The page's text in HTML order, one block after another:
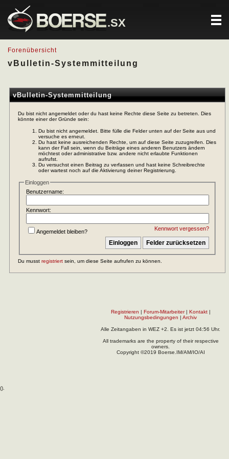
.SX
Forenübersicht
vBulletin-Systemmitteilung
vBulletin-Systemmitteilung
Du bist nicht angemeldet oder du hast keine Rechte diese Seite zu betreten. Dies
könnte einer der Gründe sein:
Du bist nicht angemeldet. Bitte fülle die Felder unten auf der Seite aus und
versuche es erneut.
Du hast keine ausreichenden Rechte, um auf diese Seite zuzugreifen. Dies
kann der Fall sein, wenn du Beiträge eines anderen Benutzers ändern
möchtest oder administrative bzw. andere nicht erlaubte Funktionen
aufrufst.
Du versuchst einen Beitrag zu verfassen und hast keine Schreibrechte
oder wartest noch auf die Aktivierung deiner Registrierung.
Einloggen
Benutzername:
Kennwort:
Kennwort vergessen?
Angemeldet bleiben?
Du musst registriert sein, um diese Seite aufrufen zu können.
Registrieren | Forum-Mitarbeiter| Kontakt|
Nutzungsbedingungen | Archiv
Alle Zeitangaben in WEZ +2. Es ist jetzt 04:56 Uhr.
All trademarks are the property of their respective
owners.
Copyright ©2019 Boerse.IM/AM/IO/AI
().